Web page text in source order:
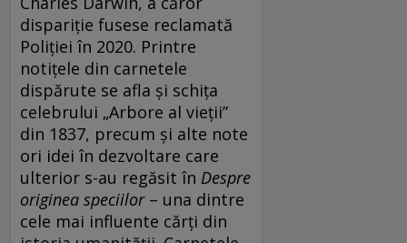
dispariție fusese reclamată
Poliției în 2020. Printre
notițele din carnetele
dispărute se afla și schița
celebrului „Arbore al vieții”
din 1837, precum și alte note
ori idei în dezvoltare care
ulterior s-au regăsit în Despre
originea speciilor– una dintre
cele mai influente cărți din